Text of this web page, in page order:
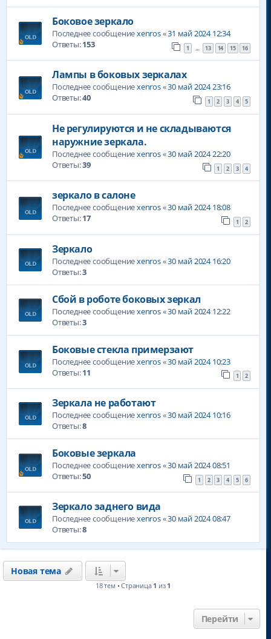
Боковое зеркало
Последнее сообщениеxenros«31 май 2024 12:34
Ответы:153 1 … 13 14 15 16
Лампы в боковых зеркалах
Последнее сообщениеxenros«30 май 2024 23:16
Ответы:40 1 2 3 4 5
Не регулируются и не складываются
наружние зеркала.
Последнее сообщениеxenros«30 май 2024 22:20
Ответы:39 1 2 3 4
зеркало в салоне
Последнее сообщениеxenros«30 май 2024 18:08
Ответы:17 1 2
Зеркало
Последнее сообщениеxenros«30 май 2024 16:20
Ответы:3
Сбой в роботе боковых зеркал
Последнее сообщениеxenros«30 май 2024 12:22
Ответы:3
Боковые стекла примерзают
Последнее сообщениеxenros«30 май 2024 10:23
Ответы:11 1 2
Зеркала не работают
Последнее сообщениеxenros«30 май 2024 10:16
Ответы:8
Боковые зеркала
Последнее сообщениеxenros«30 май 2024 08:51
Ответы:50 1 2 3 4 5 6
Зеркало заднего вида
Последнее сообщениеxenros«30 май 2024 08:47
Ответы:8
Новая тема
18 тем • Страница 1 из 1
Перейти